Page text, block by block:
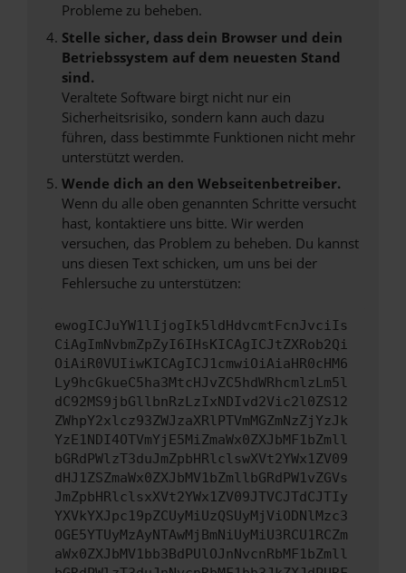
Probleme zu beheben.
Stelle sicher, dass dein Browser und dein
Betriebssystem auf dem neuesten Stand
sind.
Veraltete Software birgt nicht nur ein
Sicherheitsrisiko, sondern kann auch dazu
führen, dass bestimmte Funktionen nicht mehr
unterstützt werden.
Wende dich an den Webseitenbetreiber.
Wenn du alle oben genannten Schritte versucht
hast, kontaktiere uns bitte. Wir werden
versuchen, das Problem zu beheben. Du kannst
uns diesen Text schicken, um uns bei der
Fehlersuche zu unterstützen:
ewogICJuYW1lIjogIk5ldHdvcmtFcnJvciIs
CiAgImNvbmZpZyI6IHsKICAgICJtZXRob2Qi
OiAiR0VUIiwKICAgICJ1cmwiOiAiaHR0cHM6
Ly9hcGkueC5ha3MtcHJvZC5hdWRhcmlzLm5l
dC92MS9jbGllbnRzLzIxNDIvd2Vic2l0ZS12
ZWhpY2xlcz93ZWJzaXRlPTVmMGZmNzZjYzJk
YzE1NDI4OTVmYjE5MiZmaWx0ZXJbMF1bZmll
bGRdPWlzT3duJmZpbHRlclswXVt2YWx1ZV09
dHJ1ZSZmaWx0ZXJbMV1bZmllbGRdPW1vZGVs
JmZpbHRlclsxXVt2YWx1ZV09JTVCJTdCJTIy
YXVkYXJpc19pZCUyMiUzQSUyMjViODNlMzc3
OGE5YTUyMzAyNTAwMjBmNiUyMiU3RCU1RCZm
aWx0ZXJbMV1bb3BdPUlOJnNvcnRbMF1bZmll